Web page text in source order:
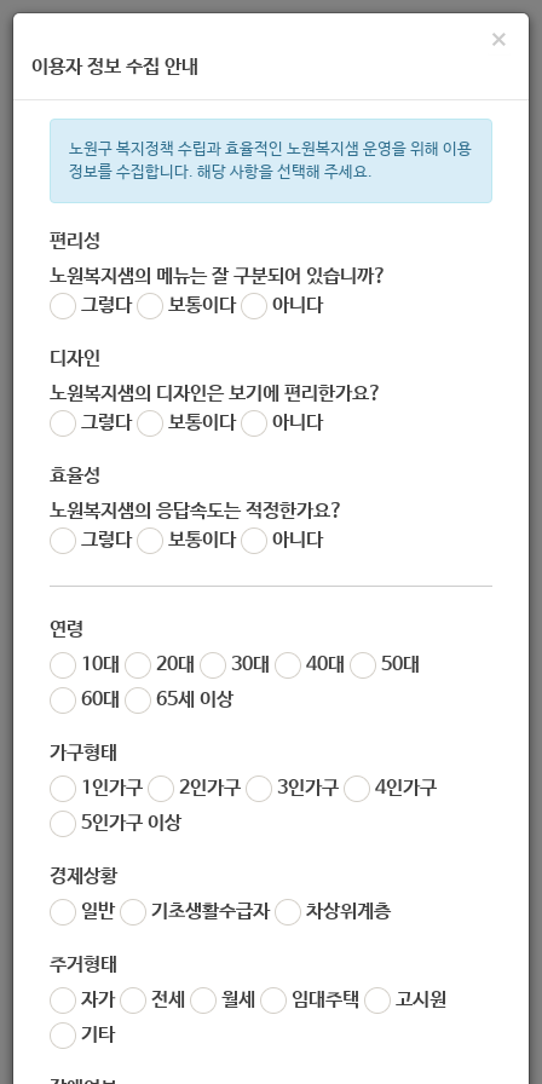
주간 인기검색어
한눈으로 보는 복지 정보
×
이용자 정보 수집 안내
노원구 복지정책 수립과 효율적인 노원복지샘 운영을 위해 이용
정보를 수집합니다. 해당 사항을 선택해 주세요.
편리성
노원복지샘의 메뉴는 잘 구분되어 있습니까?
그렇다
보통이다 아니다
디자인
노원복지샘의 디자인은 보기에 편리한가요?
그렇다
보통이다 아니다
효율성
노원복지샘의 응답속도는 적정한가요?
그렇다
보통이다 아니다
연령
10대
20대 30대 40대
50대
60대
65세 이상
가구형태
1인가구
2인가구 3인가구
4인가구
5인가구 이상
경제상황
일반
기초생활수급자 차상위계층
주거형태
자가
전세 월세 임대주택
고시원
기타
학비[-장애인]
서식
작성자 노원 복지샘
224
학비-장애인.zip
한부모 가족 지원